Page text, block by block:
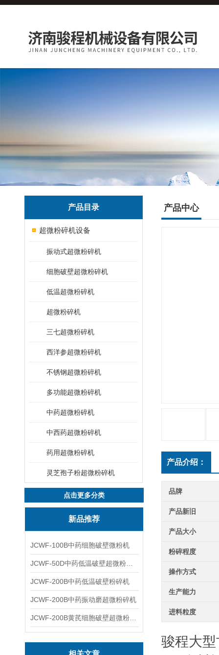
产品目录
超微粉碎机设备
振动式超微粉碎机
细胞破壁超微粉碎机
低温超微粉碎机
超微粉碎机
三七超微粉碎机
西洋参超微粉碎机
不锈钢超微粉碎机
多功能超微粉碎机
中药超微粉碎机
中西药超微粉碎机
药用超微粉碎机
灵芝孢子粉超微粉碎机
点击更多分类
新品推荐
JCWF-100B中药细胞破壁微粉机
JCWF-200B中药低温破壁粉碎机
JCWF-200B中药振动磨超微粉碎机
产品中心
产品介绍：
品牌
产品新旧
产品大小
粉碎程度
操作方式
生产能力
进料粒度
骏程大